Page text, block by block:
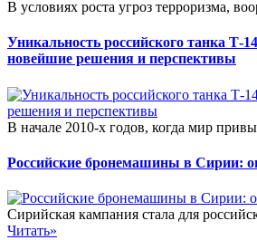
В условиях роста угроз терроризма,
Уникальность российского танка Т-
новейшие решения и перспективы
В начале 2010-х годов, когда мир
Российские бронемашины в Сирии:
Сирийская кампания стала для
Читать»